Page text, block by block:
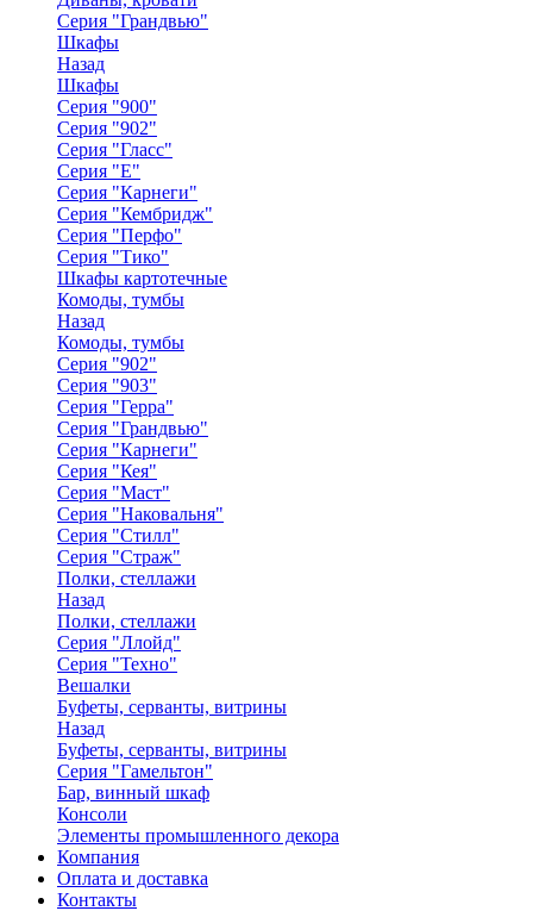
Серия "Грандвью"
Шкафы
Назад
Шкафы
Серия "900"
Серия "902"
Серия "Гласс"
Серия "Е"
Серия "Карнеги"
Серия "Кембридж"
Серия "Перфо"
Серия "Тико"
Шкафы картотечные
Комоды, тумбы
Назад
Комоды, тумбы
Серия "902"
Серия "903"
Серия "Герра"
Серия "Грандвью"
Серия "Карнеги"
Серия "Кея"
Серия "Маст"
Серия "Наковальня"
Серия "Стилл"
Серия "Страж"
Полки, стеллажи
Назад
Полки, стеллажи
Серия "Ллойд"
Серия "Техно"
Вешалки
Буфеты, серванты, витрины
Назад
Буфеты, серванты, витрины
Серия "Гамельтон"
Бар, винный шкаф
Консоли
Элементы промышленного декора
Компания
Оплата и доставка
Контакты